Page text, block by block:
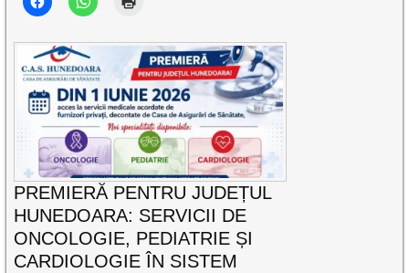
PREMIERĂ PENTRU JUDEȚUL
HUNEDOARA: SERVICII DE
ONCOLOGIE, PEDIATRIE ȘI
CARDIOLOGIE ÎN SISTEM